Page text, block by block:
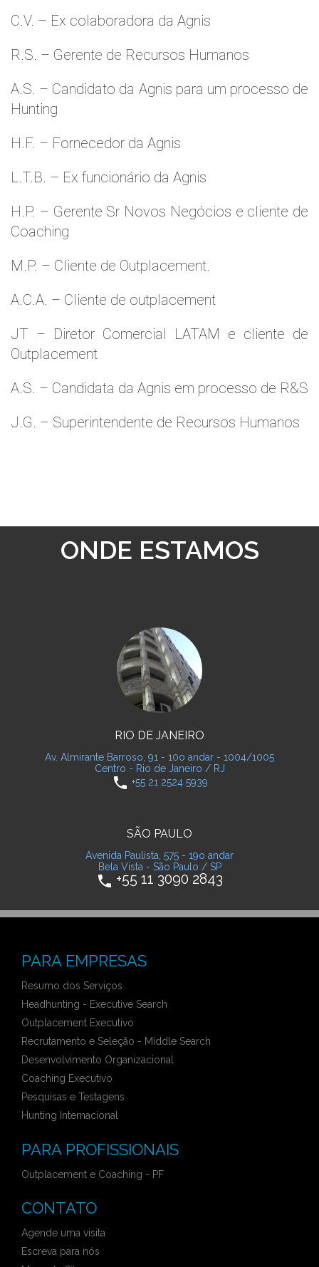
C.V. – Ex colaboradora da Agnis
R.S. – Gerente de Recursos Humanos
A.S. – Candidato da Agnis para um processo de
Hunting
H.F. – Fornecedor da Agnis
L.T.B. – Ex funcionário da Agnis
H.P. – Gerente Sr Novos Negócios e cliente de
Coaching
M.P. – Cliente de Outplacement.
A.C.A. – Cliente de outplacement
JT – Diretor Comercial LATAM e cliente de
Outplacement
A.S. – Candidata da Agnis em processo de R&S
J.G. – Superintendente de Recursos Humanos
ONDE ESTAMOS
RIO DE JANEIRO
Av. Almirante Barroso, 91 - 10o andar - 1004/1005
Centro - Rio de Janeiro / RJ
phone +55 21 2524 5939
SÃO PAULO
Avenida Paulista, 575 - 19o andar
Bela Vista - São Paulo / SP
phone +55 11 3090 2843
PARA EMPRESAS
Resumo dos Serviços
Headhunting - Executive Search
Outplacement Executivo
Recrutamento e Seleção - Middle Search
Desenvolvimento Organizacional
Coaching Executivo
Pesquisas e Testagens
Hunting Internacional
PARA PROFISSIONAIS
Outplacement e Coaching - PF
CONTATO
Agende uma visita
Escreva para nós